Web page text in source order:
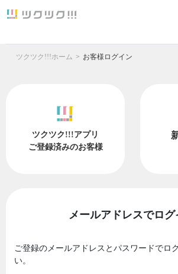
ツクツク!!!ホーム お客様ログイン
ツクツク!!!アプリ
ご登録済みのお客様
メールアドレスでログ
ご登録のメールアドレスとパスワードでロ
い。